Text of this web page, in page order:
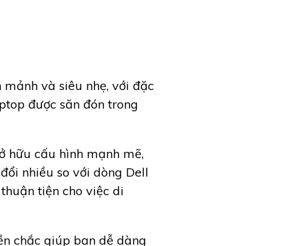
và siêu nhẹ, với đặc
được săn đón trong
hữu cấu hình mạnh mẽ,
nhiều so với dòng Dell
tiện cho việc di
chắc giúp bạn dễ dàng